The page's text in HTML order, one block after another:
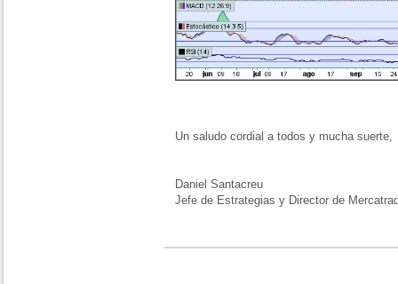
Un saludo cordial a todos y mucha suerte,
Daniel Santacreu
Jefe de Estrategias y Director de